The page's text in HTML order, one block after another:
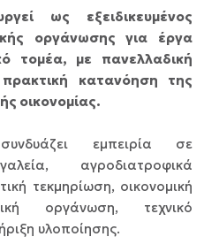
ως εξειδικευμένος
οργάνωσης για έργα
τομέα, με πανελλαδική
κατανόηση της
οικονομίας.
εμπειρία σε
αγροδιατροφικά
τεκμηρίωση, οικονομική
οργάνωση, τεχνικό
υλοποίησης.